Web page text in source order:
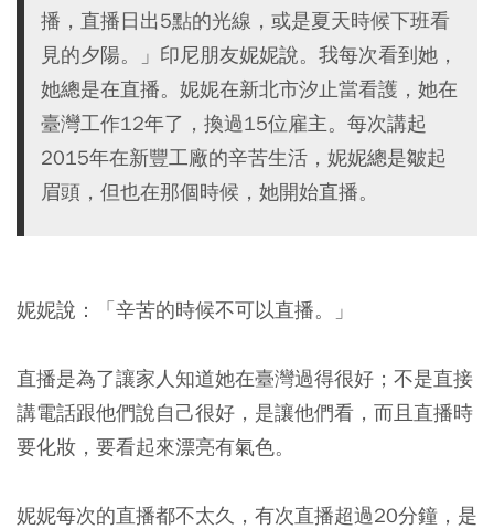
播，直播日出5點的光線，或是夏天時候下班看
見的夕陽。」印尼朋友妮妮說。我每次看到她，
她總是在直播。妮妮在新北市汐止當看護，她在
臺灣工作12年了，換過15位雇主。每次講起
2015年在新豐工廠的辛苦生活，妮妮總是皺起
眉頭，但也在那個時候，她開始直播。
妮妮說：「辛苦的時候不可以直播。」
直播是為了讓家人知道她在臺灣過得很好；不是直接
講電話跟他們說自己很好，是讓他們看，而且直播時
要化妝，要看起來漂亮有氣色。
妮妮每次的直播都不太久，有次直播超過20分鐘，是